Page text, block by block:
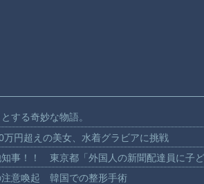
する奇妙な物語。
万円超えの美女、水着グラビアに挑戦
事！！ 東京都「外国人の新聞配達員に子
注意喚起 韓国での整形手術